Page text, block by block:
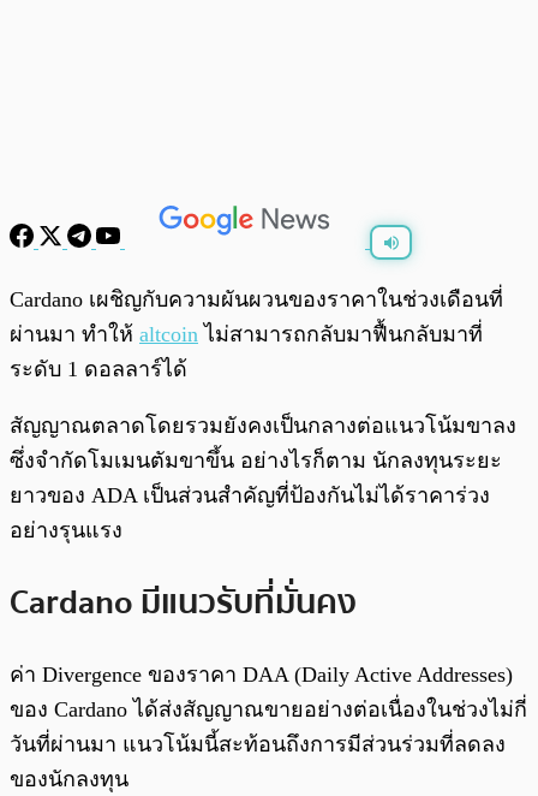
พร้อมเล่น 0:00 /0:00
Cardano เผชิญกับความผันผวนของราคาในช่วงเดือนที่
ผ่านมา ทำให้ altcoin ไม่สามารถกลับมาฟื้นกลับมาที่
ระดับ 1 ดอลลาร์ได้
สัญญาณตลาดโดยรวมยังคงเป็นกลางต่อแนวโน้มขาลง
ซึ่งจำกัดโมเมนตัมขาขึ้น อย่างไรก็ตาม นักลงทุนระยะ
ยาวของ ADA เป็นส่วนสำคัญที่ป้องกันไม่ได้ราคาร่วง
อย่างรุนแรง
Cardano มีแนวรับที่มั่นคง
ค่า Divergence ของราคา DAA (Daily Active Addresses)
ของ Cardano ได้ส่งสัญญาณขายอย่างต่อเนื่องในช่วงไม่กี่
วันที่ผ่านมา แนวโน้มนี้สะท้อนถึงการมีส่วนร่วมที่ลดลง
ของนักลงทุน